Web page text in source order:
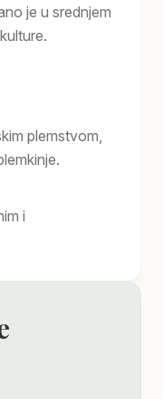
je u srednjem
plemstvom,
i